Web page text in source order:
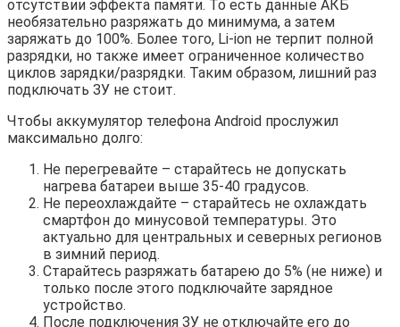
отсутствии эффекта памяти. То есть данные АКБ
необязательно разряжать до минимума, а затем
заряжать до 100%. Более того, Li-ion не терпит полной
разрядки, но также имеет ограниченное количество
циклов зарядки/разрядки. Таким образом, лишний раз
подключать ЗУ не стоит.
Чтобы аккумулятор телефона Android прослужил
максимально долго:
Не перегревайте – старайтесь не допускать
нагрева батареи выше 35-40 градусов.
Не переохлаждайте – старайтесь не охлаждать
смартфон до минусовой температуры. Это
актуально для центральных и северных регионов
в зимний период.
Старайтесь разряжать батарею до 5% (не ниже) и
только после этого подключайте зарядное
устройство.
После подключения ЗУ не отключайте его до